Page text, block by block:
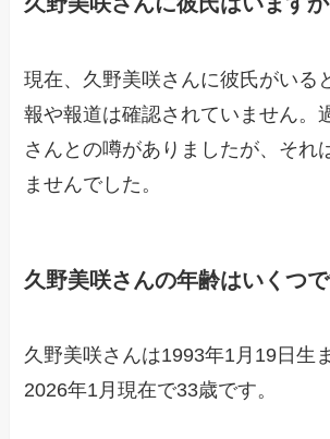
現在、久野美咲さんに彼氏がいる
報や報道は確認されていません。
さんとの噂がありましたが、それ
ませんでした。
久野美咲さんの年齢はいくつ
久野美咲さんは1993年1月19日生
2026年1月現在で33歳です。